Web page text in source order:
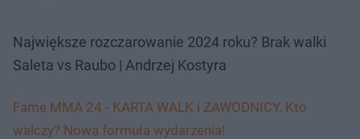
Największe rozczarowanie 2024 roku? Brak walki
Saleta vs Raubo | Andrzej Kostyra
Fame MMA 24 - KARTA WALK i ZAWODNICY. Kto
walczy? Nowa formuła wydarzenia!